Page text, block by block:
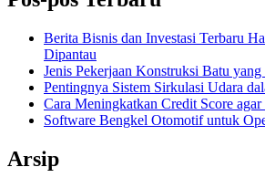
Berita Bisnis dan Investasi Terbaru
Dipantau
Jenis Pekerjaan Konstruksi Batu
Pentingnya Sistem Sirkulasi Udara
Cara Meningkatkan Credit Score
Software Bengkel Otomotif untuk
Arsip